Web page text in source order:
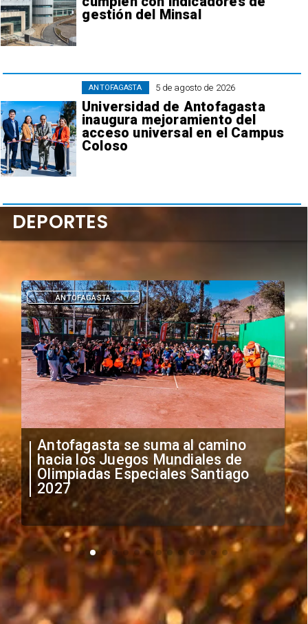
gestión del Minsal
5 de agosto de 2026
Universidad de Antofagasta
inaugura mejoramiento del
acceso universal en el Campus
Coloso
ANTOFAGASTA
"Falta de profesionalismo": Sifup
anuncia medidas por situación
irregular de futbolistas
extranjeros
DEPORTES
DEPORTES